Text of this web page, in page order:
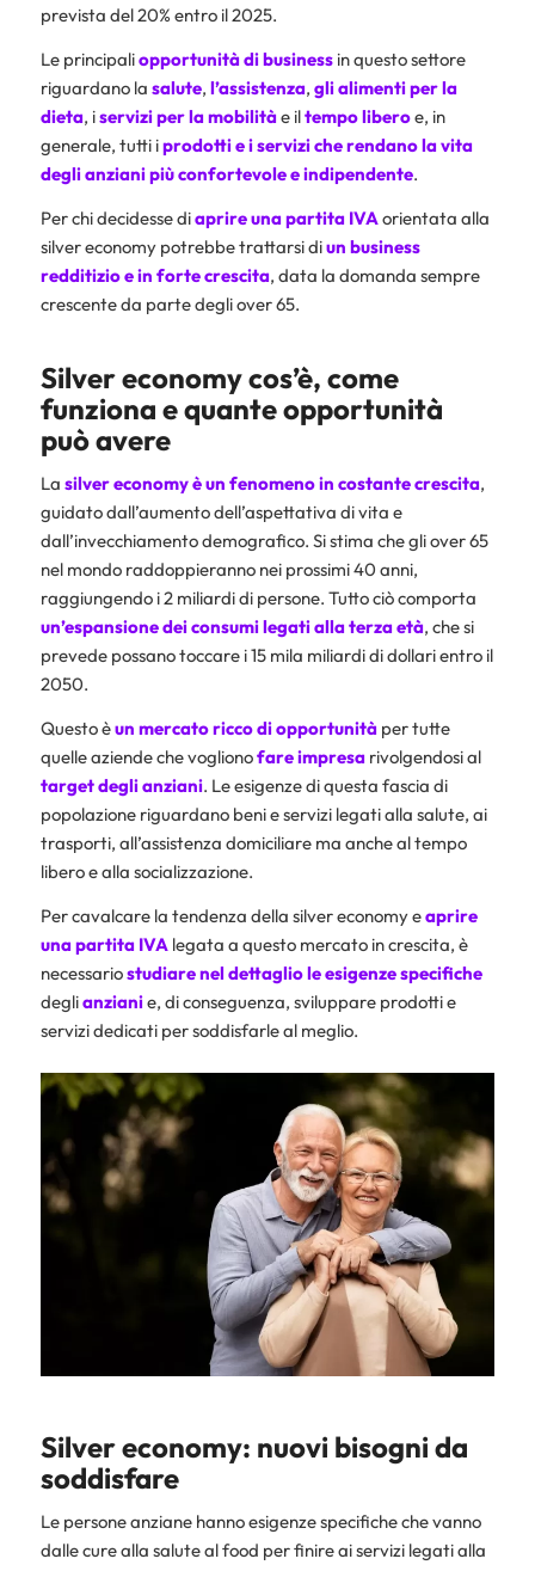
prevista del 20% entro il 2025.
Le principaliopportunità di businessin questo settore
riguardano la salute, l’assistenza, gli alimenti per la
dieta, iservizi per la mobilitàe iltempo liberoe, in
generale, tutti iprodotti e i servizi che rendano la vita
degli anziani più confortevole e indipendente.
Per chi decidesse diaprire una partita IVAorientata alla
silver economy potrebbe trattarsi diun business
redditizio e in forte crescita, data la domanda sempre
crescente da parte degli over 65.
Silver economy cos’è, come
funziona e quante opportunità
può avere
La silver economy è un fenomeno in costante crescita,
guidato dall’aumento dell’aspettativa di vita e
dall’invecchiamento demografico. Si stima che gli over 65
nel mondo raddoppieranno nei prossimi 40 anni,
raggiungendo i 2 miliardi di persone. Tutto ciò comporta
un’espansione dei consumi legati alla terza età, che si
prevede possano toccare i 15 mila miliardi di dollari entro il
2050.
Questo èun mercato ricco di opportunitàper tutte
quelle aziende che voglionofare impresarivolgendosi al
target degli anziani. Le esigenze di questa fascia di
popolazione riguardano beni e servizi legati alla salute, ai
trasporti, all’assistenza domiciliare ma anche al tempo
libero e alla socializzazione.
Per cavalcare la tendenza della silver economy eaprire
una partita IVAlegata a questo mercato in crescita, è
necessariostudiare nel dettaglio le esigenze specifiche
deglianzianie, di conseguenza, sviluppare prodotti e
servizi dedicati per soddisfarle al meglio.
Silver economy: nuovi bisogni da
soddisfare
Le persone anziane hanno esigenze specifiche che vanno
dalle cure alla salute al food per finire ai servizi legati alla